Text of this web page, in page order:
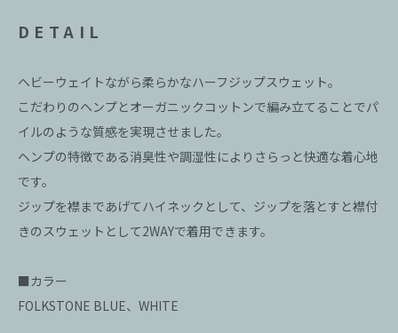
DETAIL
ヘビーウェイトながら柔らかなハーフジップスウェット。
こだわりのヘンプとオーガニックコットンで編み立てることでパ
イルのような質感を実現させました。
ヘンプの特徴である消臭性や調湿性によりさらっと快適な着心地
です。
ジップを襟まであげてハイネックとして、ジップを落とすと襟付
きのスウェットとして2WAYで着用できます。
■カラー
FOLKSTONE BLUE、WHITE